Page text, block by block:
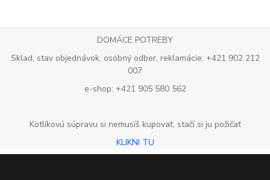
DOMÁCE POTREBY
Sklad, stav objednávok, osobný odber, reklamácie: +421 902 212
007
e-shop: +421 905 580 562
Kotlíkovú súpravu si nemusíš kupovať, stačí si ju požičať
KLIKNI TU